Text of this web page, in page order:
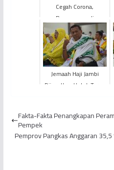
Cegah Corona,
Penumpang di
Pelabuhan Diperiksa
Jemaah Haji Jambi
Diingatkan Untuk Terus
Fakta-Fakta Penangkapan
Pempek
Pemprov Pangkas Anggaran 35,5